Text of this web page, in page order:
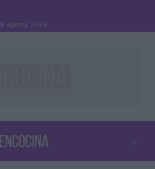
8 agosto 2026
⌕